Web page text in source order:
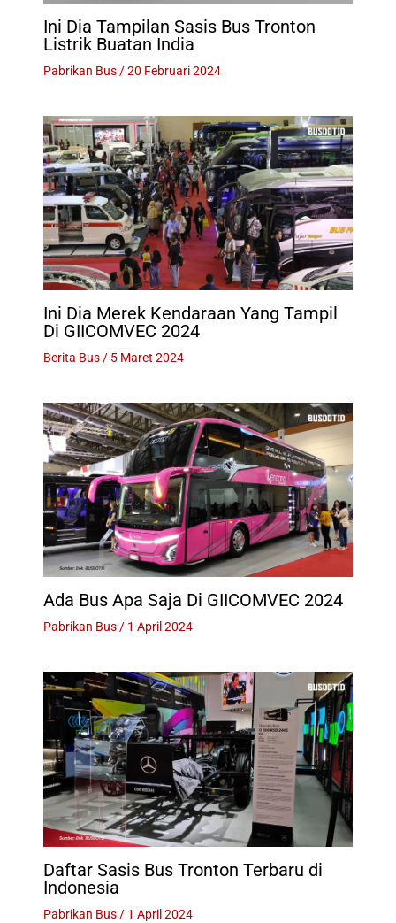
Ini Dia Tampilan Sasis Bus Tronton
Listrik Buatan India
Pabrikan Bus/20 Februari 2024
Ini Dia Merek Kendaraan Yang Tampil
Di GIICOMVEC 2024
Berita Bus/ 5 Maret 2024
Ada Bus Apa Saja Di GIICOMVEC 2024
Pabrikan Bus/ 1 April 2024
Daftar Sasis Bus Tronton Terbaru di
Indonesia
Pabrikan Bus/ 1 April 2024